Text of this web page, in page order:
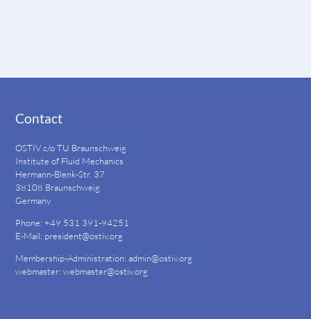
Contact
OSTIV c/o TU Braunschweig
Institute of Fluid Mechanics
Hermann-Blenk-Str. 37
38108 Braunschweig
Germany
Phone: +49 531 391-94251
E-Mail: president@ostiv.org
Membership-Administration:admin@ostiv.org
webmaster:webmaster@ostiv.org